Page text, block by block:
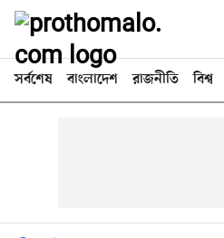
সর্বশেষ বাংলাদেশ রাজনীতি বিশ্ব